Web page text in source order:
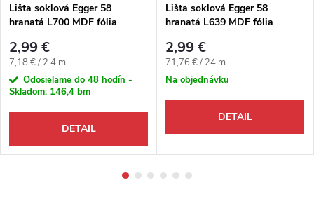
Lišta soklová Egger 58
hranatá L700 MDF fólia
2,99 €
Jednotková cena:
7,18 € / 2.4 m
Odosielame do 48 hodín -
Skladom: 146,4 bm
DETAIL
Lišta soklová Egger 58
hranatá L639 MDF fólia
2,99 €
Jednotková cena:
71,76 € / 24 m
Na objednávku
DETAIL